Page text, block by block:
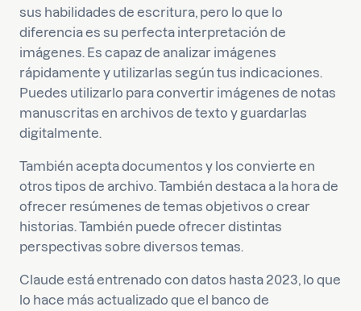
sus habilidades de escritura, pero lo que lo
diferencia es su perfecta interpretación de
imágenes. Es capaz de analizar imágenes
rápidamente y utilizarlas según tus indicaciones.
Puedes utilizarlo para convertir imágenes de notas
manuscritas en archivos de texto y guardarlas
digitalmente.
También acepta documentos y los convierte en
otros tipos de archivo. También destaca a la hora de
ofrecer resúmenes de temas objetivos o crear
historias. También puede ofrecer distintas
perspectivas sobre diversos temas.
Claude está entrenado con datos hasta 2023, lo que
lo hace más actualizado que el banco de